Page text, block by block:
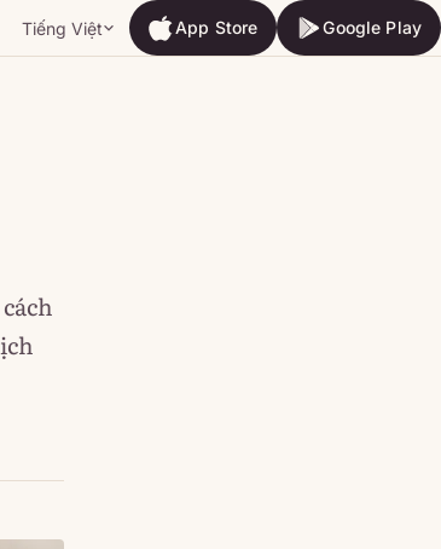
Tiếng Việt App Store
App Store
Google Play
Google Play